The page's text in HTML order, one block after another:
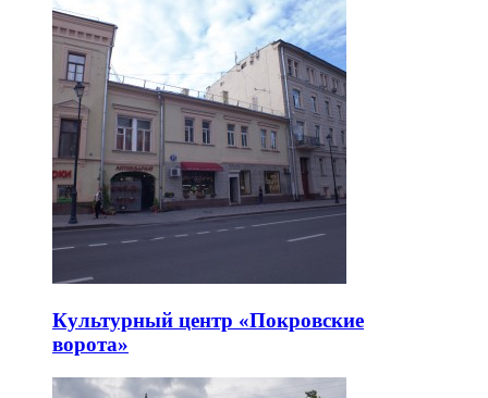
Культурный центр «Покровские
ворота»